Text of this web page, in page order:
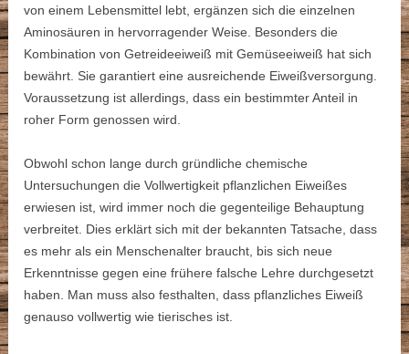
von einem Lebensmittel lebt, ergänzen sich die einzelnen
Aminosäuren in hervorragender Weise. Besonders die
Kombination von Getreideeiweiß mit Gemüseeiweiß hat sich
bewährt. Sie garantiert eine ausreichende Eiweißversorgung.
Voraussetzung ist allerdings, dass ein bestimmter Anteil in
roher Form genossen wird.
Obwohl schon lange durch gründliche chemische
Untersuchungen die Vollwertigkeit pflanzlichen Eiweißes
erwiesen ist, wird immer noch die gegenteilige Behauptung
verbreitet. Dies erklärt sich mit der bekannten Tatsache, dass
es mehr als ein Menschenalter braucht, bis sich neue
Erkenntnisse gegen eine frühere falsche Lehre durchgesetzt
haben. Man muss also festhalten, dass pflanzliches Eiweiß
genauso vollwertig wie tierisches ist.